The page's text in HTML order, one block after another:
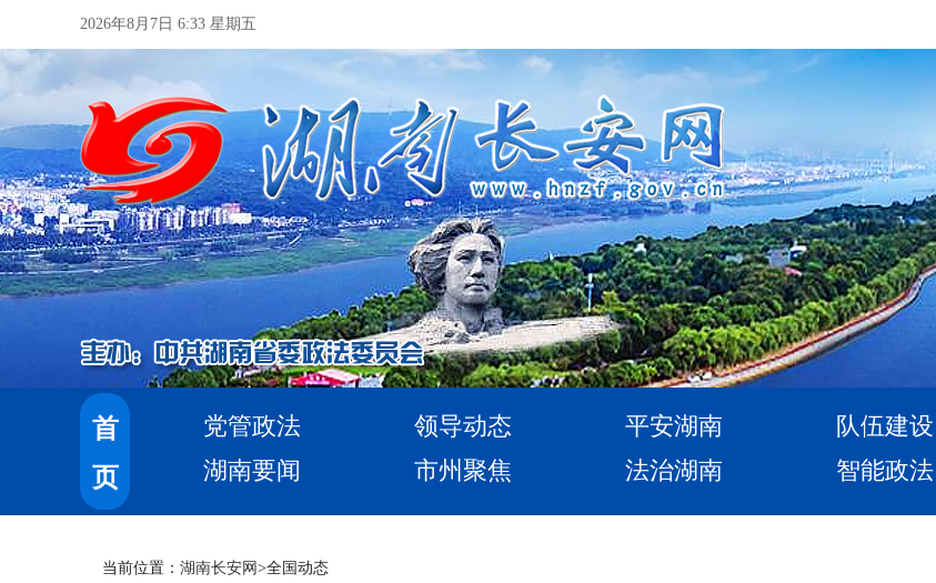
2026年8月7日 6:33 星期五
首
页
党管政法 领导动态 平安湖南 队伍建设
湖南要闻
市州聚焦 法治湖南 智能政法
当前位置： 湖南长安网 >全国动态